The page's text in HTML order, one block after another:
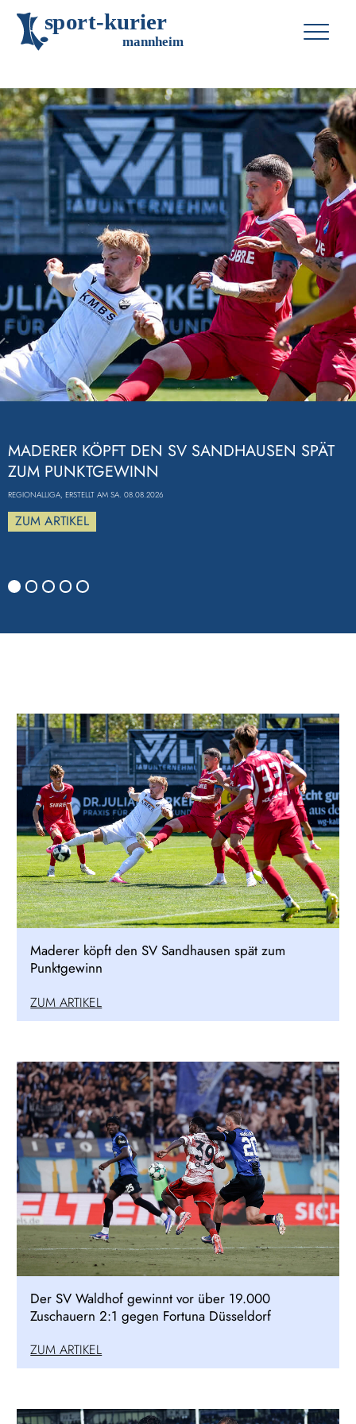
sport-kurier
mannheim
MADERER KÖPFT DEN SV SANDHAUSEN SPÄT
ZUM PUNKTGEWINN
REGIONALLIGA, ERSTELLT AM SA. 08.08.2026
ZUM ARTIKEL
Maderer köpft den SV Sandhausen spät zum
Punktgewinn
ZUM ARTIKEL
Der SV Waldhof gewinnt vor über 19.000
Zuschauern 2:1 gegen Fortuna Düsseldorf
ZUM ARTIKEL